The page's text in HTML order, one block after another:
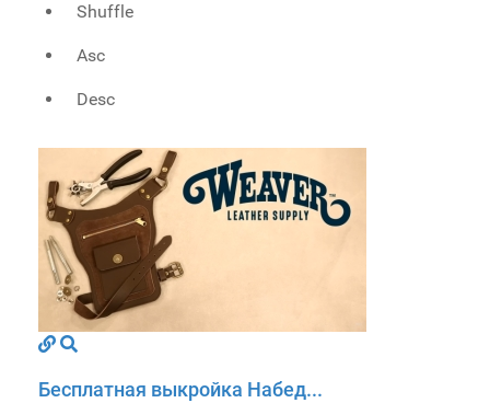
Shuffle
Asc
Desc
Бесплатная выкройка Набед...